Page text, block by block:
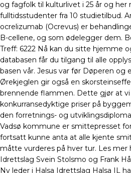
og fagfolk til kulturlivet i 25 år og her
fulltidsstudenter fra 10 studietilbud.
ocrelizumab (Ocrevus) er
B-cellene, og som ødelegger dem.
Treff: 6222 Nå kan du sitte hjemme
databasen får du tilgang til alle
basen vår. Jesus var før Døperen og
Ørekjeglen gir også en
brennende flammen. Dette gjør at
konkurransedyktige priser på
den forretnings- og
Vadsø kommune er smittepresset
fortsatt kunne anta at alle kjente
måtte vurderes på hver tur. Les mer
Idrettslag Svein Stolsmo og Frank
Ny leder i Halsa Idrettslag Halsa IL